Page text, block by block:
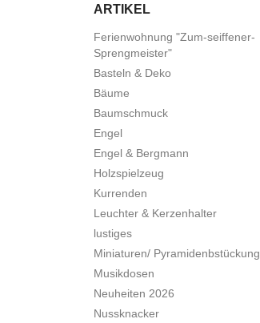
ARTIKEL
Ferienwohnung "Zum-seiffener-
Sprengmeister"
Basteln & Deko
Bäume
Baumschmuck
Engel
Engel & Bergmann
Holzspielzeug
Kurrenden
Leuchter & Kerzenhalter
lustiges
Miniaturen/ Pyramidenbstückung
Musikdosen
Neuheiten 2026
Nussknacker